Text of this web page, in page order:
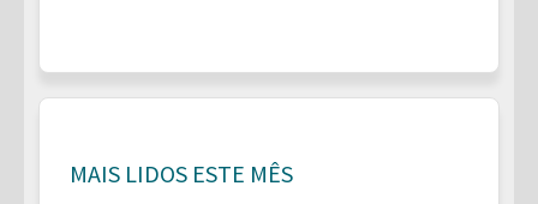
MAIS LIDOS ESTE MÊS